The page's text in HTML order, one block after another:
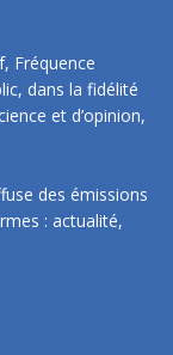
Fréquence
dans la fidélité
et d’opinion,
des émissions
: actualité,